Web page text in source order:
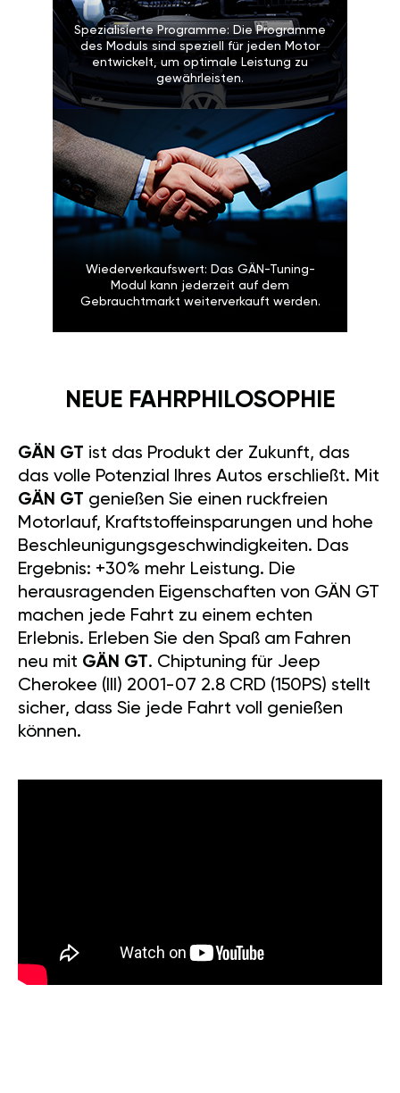
Spezialisierte Programme: Die Programme
des Moduls sind speziell für jeden Motor
entwickelt, um optimale Leistung zu
gewährleisten.
Wiederverkaufswert: Das GÄN-Tuning-
Modul kann jederzeit auf dem
Gebrauchtmarkt weiterverkauft werden.
NEUE FAHRPHILOSOPHIE
GÄN GT ist das Produkt der Zukunft, das
das volle Potenzial Ihres Autos erschließt. Mit
GÄN GT genießen Sie einen ruckfreien
Motorlauf, Kraftstoffeinsparungen und hohe
Beschleunigungsgeschwindigkeiten. Das
Ergebnis: +30% mehr Leistung. Die
herausragenden Eigenschaften von GÄN GT
machen jede Fahrt zu einem echten
Erlebnis. Erleben Sie den Spaß am Fahren
neu mit GÄN GT. Chiptuning für Jeep
Cherokee (III) 2001-07 2.8 CRD (150PS) stellt
sicher, dass Sie jede Fahrt voll genießen
können.